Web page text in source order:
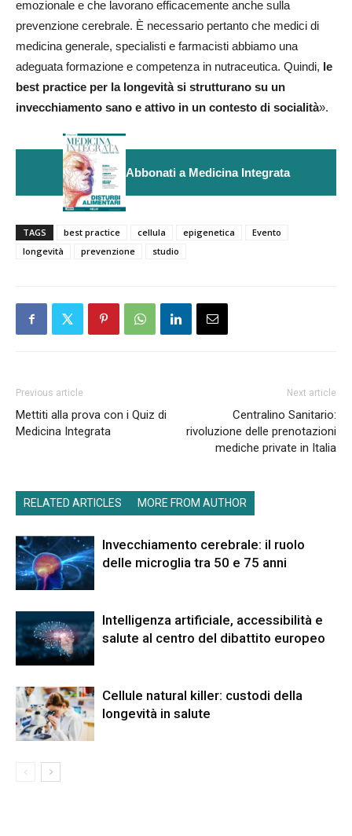
emozionale e che lavorano efficacemente anche sulla
prevenzione cerebrale. È necessario pertanto che medici di
medicina generale, specialisti e farmacisti abbiamo una
adeguata formazione e competenza in nutraceutica. Quindi, le
best practice per la longevità si strutturano su un
invecchiamento sano e attivo in un contesto di socialità».
Abbonati a Medicina Integrata
TAGS best practice cellula epigenetica
Evento
longevità
prevenzione studio
Previous article
Mettiti alla prova con i Quiz di
Medicina Integrata
Next article
Centralino Sanitario:
rivoluzione delle prenotazioni
mediche private in Italia
RELATED ARTICLES MORE FROM AUTHOR
Invecchiamento cerebrale: il ruolo
delle microglia tra 50 e 75 anni
Intelligenza artificiale, accessibilità e
salute al centro del dibattito europeo
Cellule natural killer: custodi della
longevità in salute